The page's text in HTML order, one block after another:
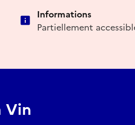
Informations
Partiellement
Vin